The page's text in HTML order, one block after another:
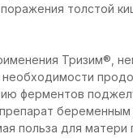
толстой
Тризим®,
ферментов
польза для